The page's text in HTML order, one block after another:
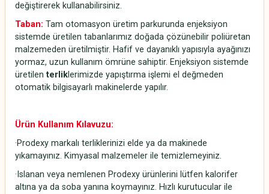
değiştirerek kullanabilirsiniz.
Taban: Tam otomasyon üretim parkurunda enjeksiyon
sistemde üretilen tabanlarımız doğada çözünebilir poliüretan
malzemeden üretilmiştir. Hafif ve dayanıklı yapısıyla ayağınızı
yormaz, uzun kullanım ömrüne sahiptir. Enjeksiyon sistemde
üretilenterliklerimizde yapıştırma işlemi el değmeden
otomatik bilgisayarlı makinelerde yapılır.
Ürün Kullanım Kılavuzu:
·Prodexy markalı terliklerinizi elde ya da makinede
yıkamayınız. Kimyasal malzemeler ile temizlemeyiniz.
·Islanan veya nemlenen Prodexy ürünlerini lütfen kalorifer
altına ya da soba yanına koymayınız. Hızlı kurutucular ile